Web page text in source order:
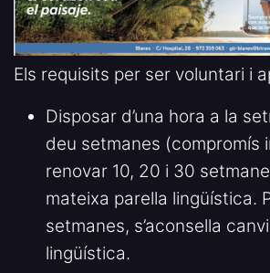
Els requisits per ser voluntari i
Disposar d’una hora a la
deu setmanes (compromís
renovar 10, 20 i 30
mateixa parella lingüística.
setmanes, s’aconsella
lingüística.